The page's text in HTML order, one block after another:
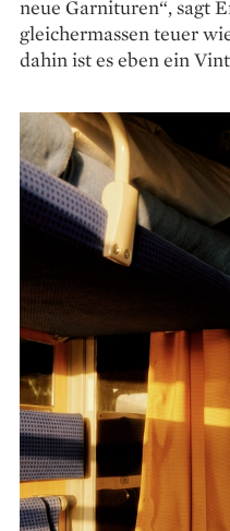
neue Garnituren“, sagt
gleichermassen teuer
dahin ist es eben ein